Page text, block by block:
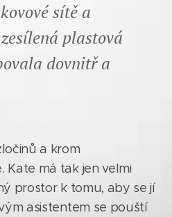
sítě a
plastová
dovnitř a
a krom
Kate má tak jen velmi
prostor k tomu, aby se jí
asistentem se pouští